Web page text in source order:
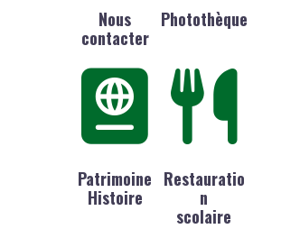
Nous
contacter
Photothèque
Patrimoine
Histoire
Restauratio
n
scolaire